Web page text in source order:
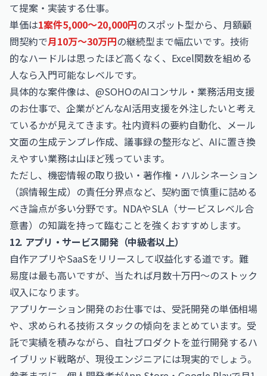
て提案・実装する仕事。
単価は1案件5,000〜20,000円のスポット型から、月額顧
問契約で月10万〜30万円の継続型まで幅広いです。技術
的なハードルは思ったほど高くなく、Excel関数を組める
人なら入門可能なレベルです。
具体的な案件像は、@SOHOのAIコンサル・業務活用支援
のお仕事で、企業がどんなAI活用支援を外注したいと考え
ているかが見えてきます。社内資料の要約自動化、メール
文面の生成テンプレ作成、議事録の整形など、AIに置き換
えやすい業務は山ほど残っています。
ただし、機密情報の取り扱い・著作権・ハルシネーション
（誤情報生成）の責任分界点など、契約面で慎重に詰める
べき論点が多い分野です。NDAやSLA（サービスレベル合
意書）の知識を持って臨むことを強くおすすめします。
12. アプリ・サービス開発（中級者以上）
自作アプリやSaaSをリリースして収益化する道です。難
易度は最も高いですが、当たれば月数十万円〜のストック
収入になります。
アプリケーション開発のお仕事では、受託開発の単価相場
や、求められる技術スタックの傾向をまとめています。受
託で実績を積みながら、自社プロダクトを並行開発するハ
イブリッド戦略が、現役エンジニアには現実的でしょう。